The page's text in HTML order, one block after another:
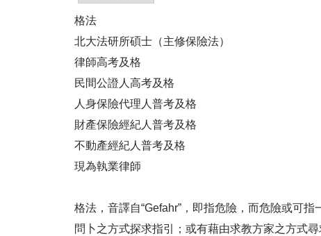
格法
北大法研所碩士（主修保險法）
律師高考及格
民間公證人高考及格
人身保險代理人普考及格
財產保險經紀人普考及格
不動產經紀人普考及格
現為執業律師
格法，音譯自“Gefahr”，即指危險，而危險或可
問卜之方式探求指引；或有藉由求教方家之方式